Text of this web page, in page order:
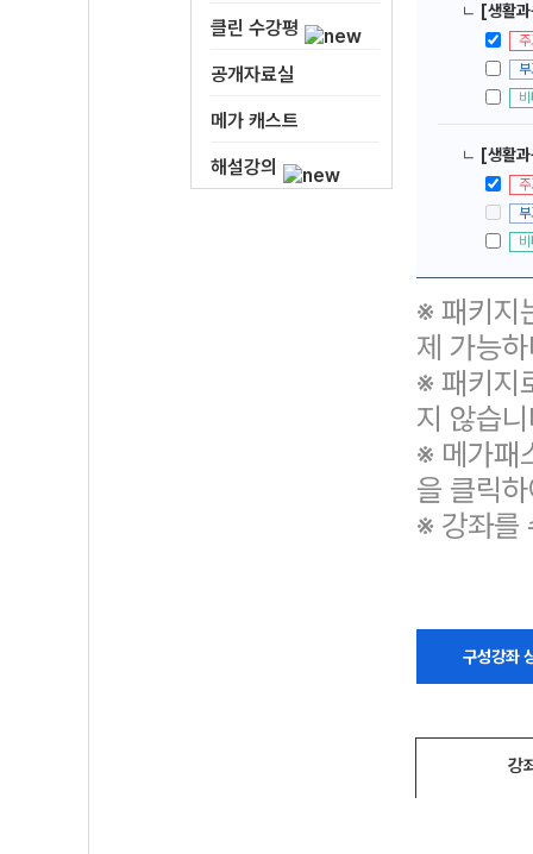
클린 수강평
공개자료실
메가 캐스트
해설강의
ㄴ [생활
ㄴ [생활
※ 패키지
제 가능
※ 패키지
지 않습
※ 메가패
을 클릭
※ 강좌를
구성강좌
강